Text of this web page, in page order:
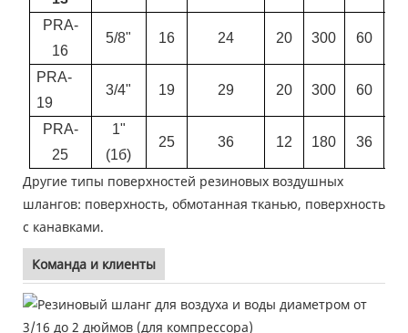
PRA-
16
5/8" 16 24 20 300 60
PRA-
19
3/4" 19 29 20 300 60
PRA-
25
1"
(1б)
25 36 12 180 36
Другие типы поверхностей резиновых воздушных
шлангов: поверхность, обмотанная тканью, поверхность
с канавками.
Команда и клиенты